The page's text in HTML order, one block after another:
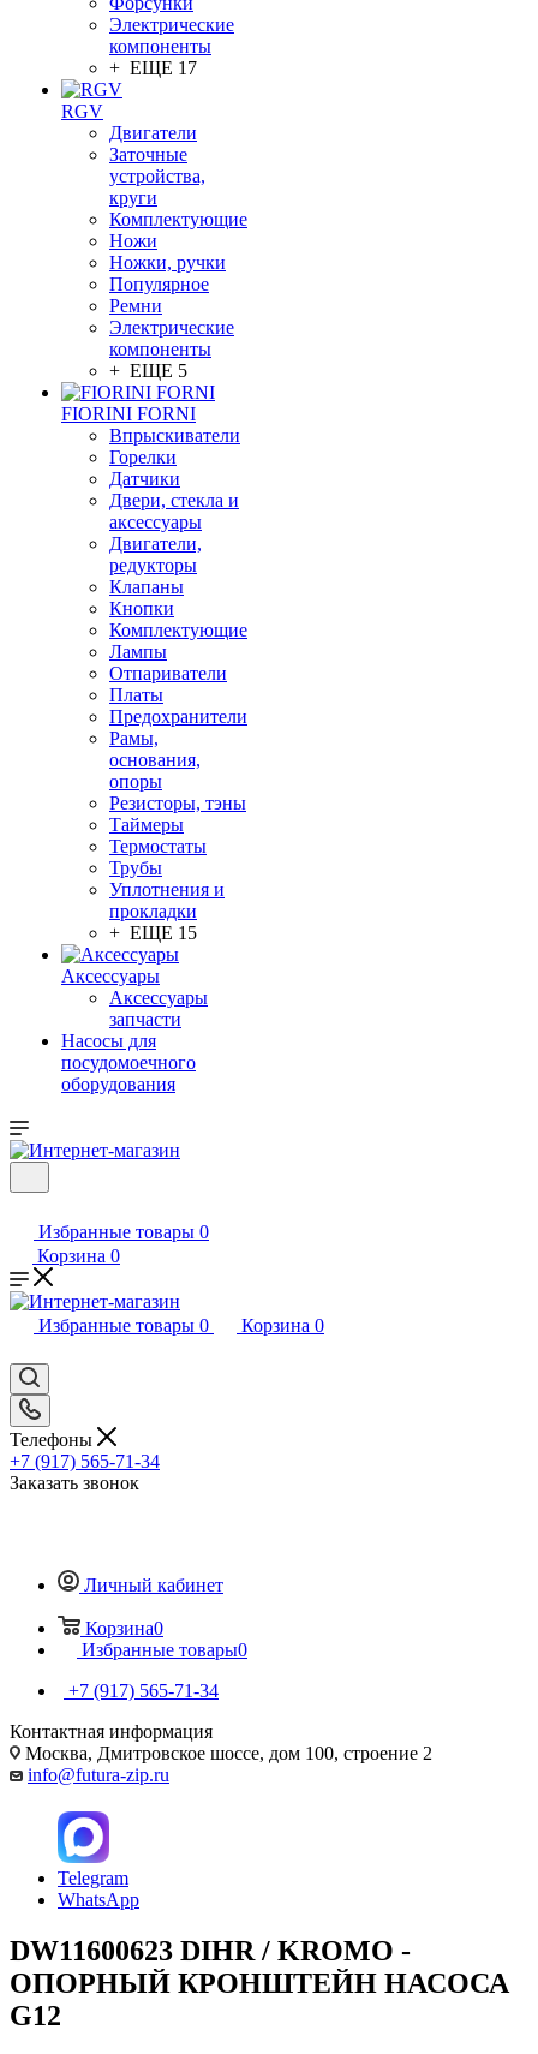
Электрические
компоненты
+ ЕЩЕ 17
RGV
Двигатели
Заточные
устройства,
круги
Комплектующие
Ножи
Ножки, ручки
Популярное
Ремни
Электрические
компоненты
+ ЕЩЕ 5
FIORINI FORNI
Впрыскиватели
Горелки
Датчики
Двери, стекла и
аксессуары
Двигатели,
редукторы
Клапаны
Кнопки
Комплектующие
Лампы
Отпариватели
Платы
Предохранители
Рамы,
основания,
опоры
Резисторы, тэны
Таймеры
Термостаты
Трубы
Уплотнения и
прокладки
+ ЕЩЕ 15
Аксессуары
Аксессуары
запчасти
Насосы для
посудомоечного
оборудования
Избранные товары 0
Корзина 0
Избранные товары 0 Корзина 0
Телефоны
+7 (917) 565-71-34
Заказать звонок
Личный кабинет
Корзина0
Избранные товары0
+7 (917) 565-71-34
Контактная информация
Москва, Дмитровское шоссе, дом 100, строение 2
info@futura-zip.ru
Telegram
WhatsApp
DW11600623 DIHR / KROMO -
ОПОРНЫЙ КРОНШТЕЙН НАСОСА
G12